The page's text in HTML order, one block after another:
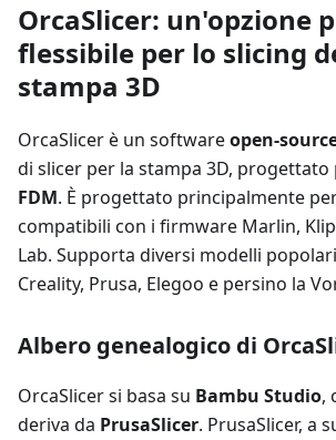
OrcaSlicer: un'opzione
flessibile per lo slicing
stampa 3D
OrcaSlicer è un softwareopen-
di slicer per la stampa 3D,
FDM. È progettato principalmente
compatibili con i firmware Marlin,
Lab. Supporta diversi modelli
Creality, Prusa, Elegoo e persino la
Albero genealogico di
OrcaSlicer si basa su Bambu Studio,
deriva da PrusaSlicer. PrusaSlicer, a